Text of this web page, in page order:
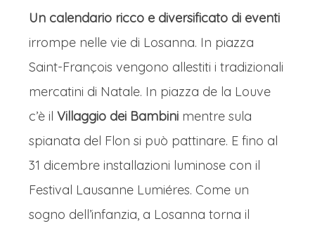
Un calendario ricco e diversificato di eventi
irrompe nelle vie di Losanna. In piazza
Saint-François vengono allestiti i tradizionali
mercatini di Natale. In piazza de la Louve
c’è il Villaggio dei Bambini mentre sula
spianata del Flon si può pattinare. E fino al
31 dicembre installazioni luminose con il
Festival Lausanne Lumiéres. Come un
sogno dell’infanzia, a Losanna torna il